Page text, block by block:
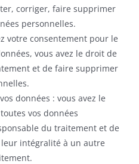
corriger, faire supprimer
personnelles.
votre consentement pour le
vous avez le droit de
et de faire supprimer
données : vous avez le
vos données
du traitement et de
intégralité à un autre